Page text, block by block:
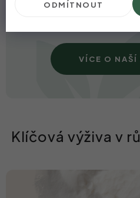
ODMÍTNOUT
používání séra výsledků
VÍCE O NAŠÍ
Klíčová výživa v